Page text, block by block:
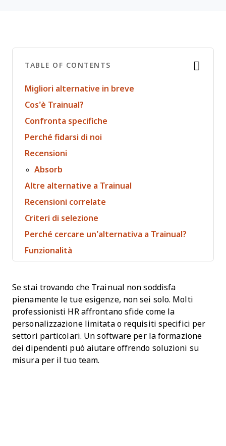
TABLE OF CONTENTS
Migliori alternative in breve
Cos’è Trainual?
Confronta specifiche
Perché fidarsi di noi
Recensioni
Absorb
Altre alternative a Trainual
Recensioni correlate
Criteri di selezione
Perché cercare un’alternativa a Trainual?
Funzionalità
Se stai trovando che Trainual non soddisfa
pienamente le tue esigenze, non sei solo. Molti
professionisti HR affrontano sfide come la
personalizzazione limitata o requisiti specifici per
settori particolari. Un software per la formazione
dei dipendenti può aiutare offrendo soluzioni su
misura per il tuo team.